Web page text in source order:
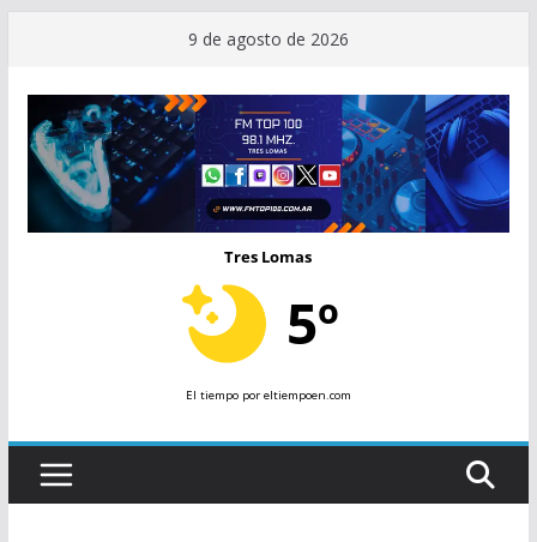
contenido
9 de agosto de 2026
Tres Lomas
5º
El tiempopor eltiempoen.com